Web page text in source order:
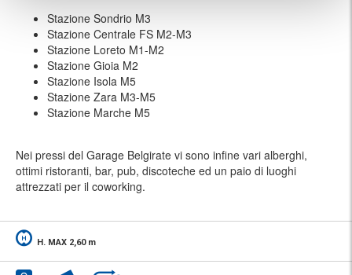
Stazione Sondrio M3
Stazione Centrale FS M2-M3
Stazione Loreto M1-M2
Stazione Gioia M2
Stazione Isola M5
Stazione Zara M3-M5
Stazione Marche M5
Nei pressi del Garage Belgirate vi sono infine vari alberghi,
ottimi ristoranti, bar, pub, discoteche ed un paio di luoghi
attrezzati per il coworking.
H. MAX 2,60 m